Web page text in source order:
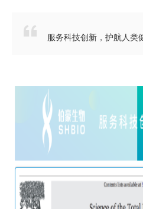
 服务科技创新，护航人类